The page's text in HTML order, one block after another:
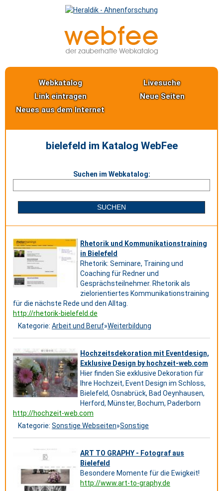
Webkatalog
Livesuche
Link eintragen
Neue Seiten
Neues aus dem Internet
bielefeld im Katalog WebFee
Suchen im Webkatalog:
Rhetorik und Kommunikationstraining
in Bielefeld
Rhetorik: Seminare, Training und
Coaching für Redner und
Gesprächsteilnehmer. Rhetorik als
zielorientiertes Kommunikationstraining
für die nächste Rede und den Alltag.
http://rhetorik-bielefeld.de
Kategorie: Arbeit und Beruf»Weiterbildung
Hochzeitsdekoration mit Eventdesign,
Exklusive Design by hochzeit-web.com
Hier finden Sie exklusive Dekoration für
Ihre Hochzeit, Event Design im Schloss,
Bielefeld, Osnabrück, Bad Oeynhausen,
Herford, Münster, Bochum, Paderborn
http://hochzeit-web.com
Kategorie: Sonstige Webseiten»Sonstige
ART TO GRAPHY - Fotograf aus
Bielefeld
Besondere Momente für die Ewigkeit!
http://www.art-to-graphy.de